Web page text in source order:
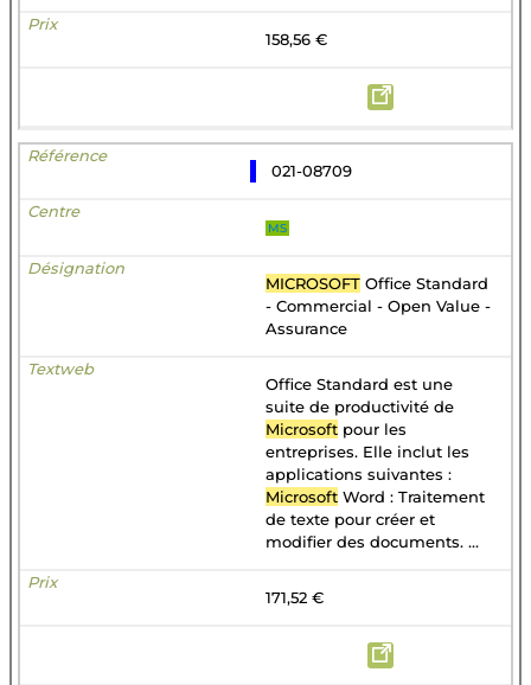
158,56 €
021-08709
MS
MICROSOFT Office Standard
- Commercial - Open Value -
Assurance
Office Standard est une
suite de productivité de
Microsoft pour les
entreprises. Elle inclut les
applications suivantes :
Microsoft Word : Traitement
de texte pour créer et
modifier des documents. ...
171,52 €